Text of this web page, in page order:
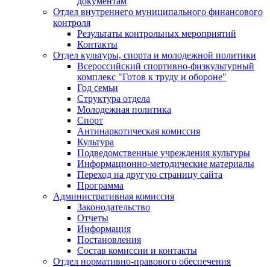
Отдел внутреннего муниципального финансового
контроля
Результаты контрольных мероприятий
Контакты
Отдел культуры, спорта и молодежной политики
Всероссийский спортивно-физкультурный
комплекс "Готов к труду и обороне"
Год семьи
Структура отдела
Молодежная политика
Спорт
Антинаркотическая комиссия
Культура
Подведомственные учреждения культуры
Информационно-методические материалы
Переход на другую страницу сайта
Программа
Административная комиссия
Законодательство
Отчеты
Информация
Постановления
Состав комиссии и контакты
Отдел нормативно-правового обеспечения